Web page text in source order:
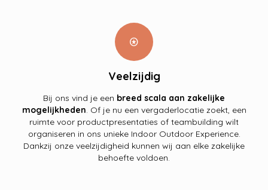
stars
Veelzijdig
Bij ons vind je een breed scala aan zakelijke
mogelijkheden. Of je nu een vergaderlocatie zoekt, een
ruimte voor productpresentaties of teambuilding wilt
organiseren in ons unieke Indoor Outdoor Experience.
Dankzij onze veelzijdigheid kunnen wij aan elke zakelijke
behoefte voldoen.